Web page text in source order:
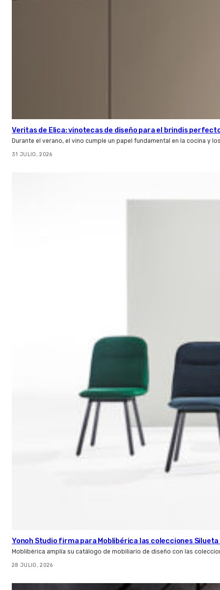
Veritas de Elica: vinotecas de diseño para el brindis
Durante el verano, el vino cumple un papel fundamental en la cocina y
31 JULIO, 2026
Yonoh Studio firma para Moblibérica las colecciones Silueta
Moblibérica amplía su catálogo de mobiliario de diseño con las
28 JULIO, 2026